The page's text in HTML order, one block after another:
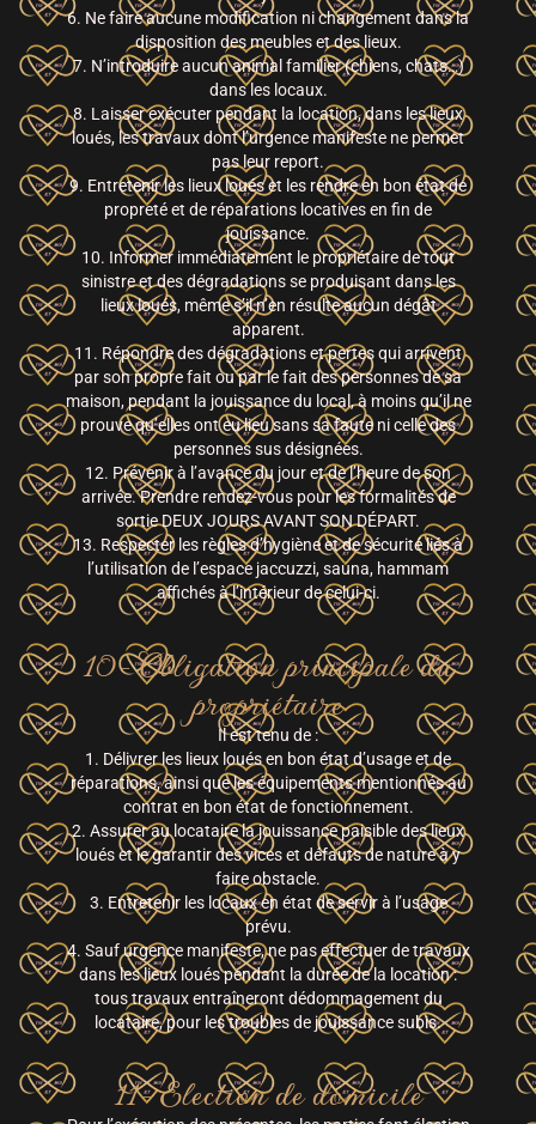
6. Ne faire aucune modification ni changement dans la
disposition des meubles et des lieux.
7. N’introduire aucun animal familier (chiens, chats…)
dans les locaux.
8. Laisser exécuter pendant la location, dans les lieux
loués, les travaux dont l’urgence manifeste ne permet
pas leur report.
9. Entretenir les lieux loués et les rendre en bon état de
propreté et de réparations locatives en fin de
jouissance.
10. Informer immédiatement le propriétaire de tout
sinistre et des dégradations se produisant dans les
lieux loués, même s’il n’en résulte aucun dégât
apparent.
11. Répondre des dégradations et pertes qui arrivent
par son propre fait ou par le fait des personnes de sa
maison, pendant la jouissance du local, à moins qu’il ne
prouve qu’elles ont eu lieu sans sa faute ni celle des
personnes sus désignées.
12. Prévenir à l’avance du jour et de l’heure de son
arrivée. Prendre rendez-vous pour les formalités de
sortie DEUX JOURS AVANT SON DÉPART.
13. Respecter les règles d’hygiène et de sécurité liés à
l’utilisation de l’espace jaccuzzi, sauna, hammam
affichés à l’intérieur de celui-ci.
10- Obligation principale du
propriétaire
Il est tenu de :
1. Délivrer les lieux loués en bon état d’usage et de
réparations, ainsi que les équipements mentionnés au
contrat en bon état de fonctionnement.
2. Assurer au locataire la jouissance paisible des lieux
loués et le garantir des vices et défauts de nature à y
faire obstacle.
3. Entretenir les locaux en état de servir à l’usage
prévu.
4. Sauf urgence manifeste, ne pas effectuer de travaux
dans les lieux loués pendant la durée de la location :
tous travaux entraîneront dédommagement du
locataire, pour les troubles de jouissance subis.
11- Election de domicile